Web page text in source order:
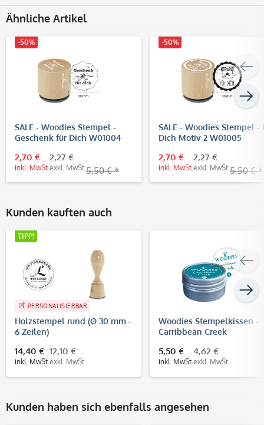
Ähnliche Artikel
-50%
SALE - Woodies Stempel -
Geschenk für Dich W01004
2,70 €
inkl. MwSt.
2,27 €
exkl. MwSt. 5,50 € *
-50%
SALE - Woodies Stempel -
Dich Motiv 2 W01005
2,70 €
inkl. MwSt.
2,27 €
exkl. MwSt. 5,50 € *
Kunden kauften auch
TIPP!
PERSONALISIERBAR
Holzstempel rund (Ø 30 mm -
6 Zeilen)
14,40 €
inkl. MwSt.
12,10 €
exkl. MwSt.
Woodies Stempelkissen -
Carribbean Creek
5,50 €
inkl. MwSt.
4,62 €
exkl. MwSt.
Kunden haben sich ebenfalls angesehen